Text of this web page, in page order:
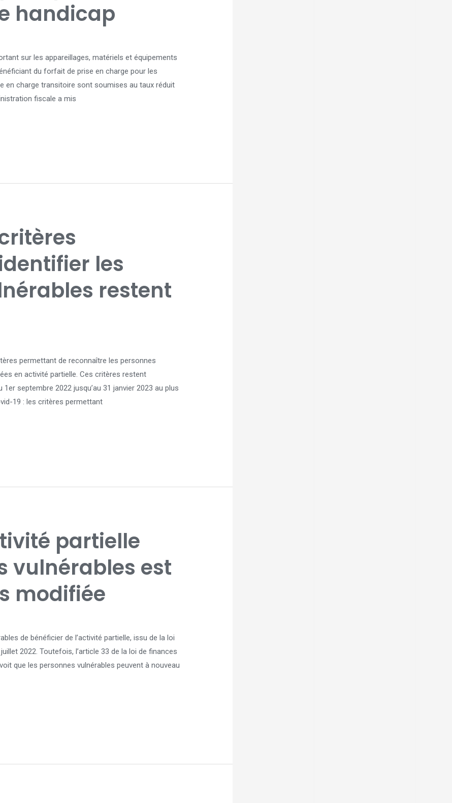
handicap
sur les appareillages, matériels et équipements
du forfait de prise en charge pour les
en charge transitoire sont soumises au taux réduit
fiscale a mis
les
restent
permettant de reconnaître les personnes
en activité partielle. Ces critères restent
septembre 2022 jusqu’au 31 janvier 2023 au plus
19 : les critères permettant
partielle
vulnérables est
modifiée
de bénéficier de l’activité partielle, issu de la loi
2022. Toutefois, l’article 33 de la loi de finances
que les personnes vulnérables peuvent à nouveau